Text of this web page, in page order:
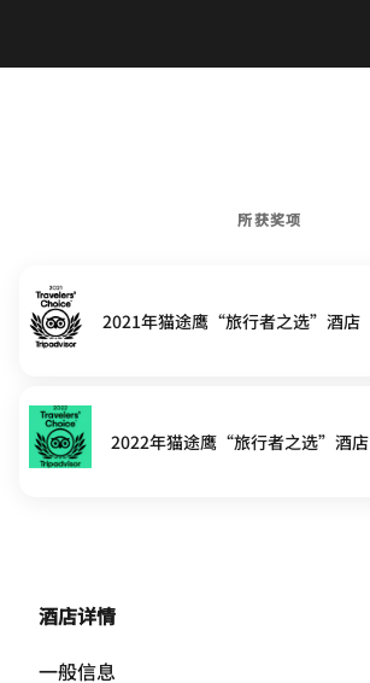
所获奖项
2021年猫途鹰“旅行者之选”酒店
2022年猫途鹰“旅行者之选”酒店
酒店详情
一般信息